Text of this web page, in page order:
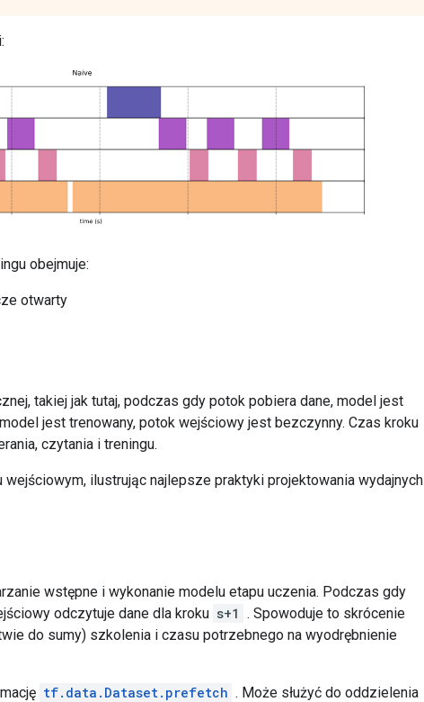
obejmuje:
otwarty
takiej jak tutaj, podczas gdy potok pobiera dane, model jest
jest trenowany, potok wejściowy jest bezczynny. Czas kroku
czytania i treningu.
ilustrując najlepsze praktyki projektowania wydajnych
wstępne i wykonanie modelu etapu uczenia. Podczas gdy
odczytuje dane dla kroku s+1
. Spowoduje to skrócenie
do sumy) szkolenia i czasu potrzebnego na wyodrębnienie
tf.data.Dataset.prefetch . Może służyć do oddzielenia